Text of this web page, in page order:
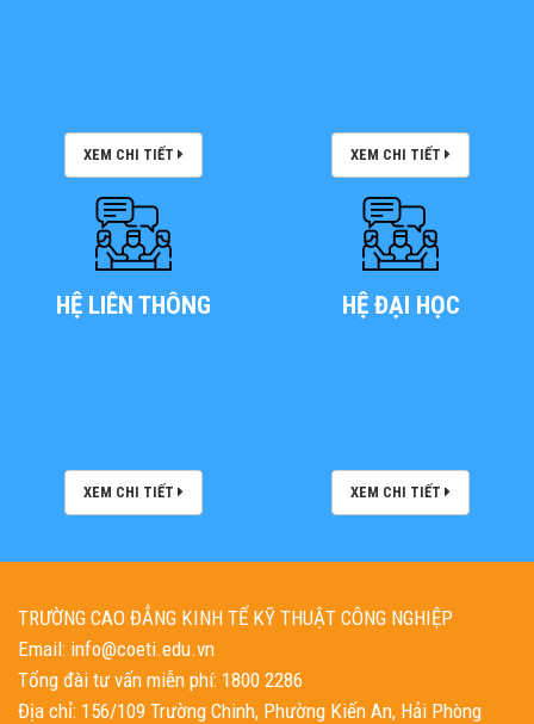
XEM CHI TIẾT XEM CHI TIẾT
HỆ LIÊN THÔNG
XEM CHI TIẾT
HỆ ĐẠI HỌC
XEM CHI TIẾT
TRƯỜNG CAO ĐẲNG KINH TẾ KỸ THUẬT CÔNG NGHIỆP
Email: info@coeti.edu.vn
Tổng đài tư vấn miễn phí: 1800 2286
Địa chỉ: 156/109 Trường Chinh, Phường Kiến An, Hải Phòng